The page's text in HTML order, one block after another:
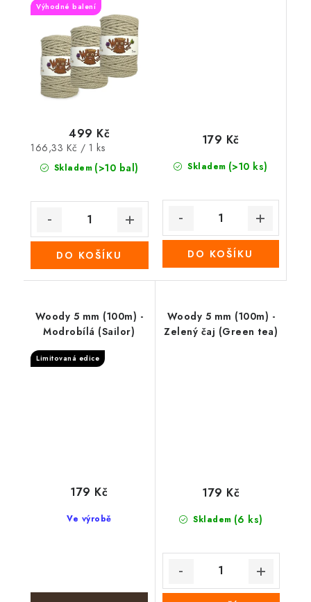
Výhodné balení
Skladem (>10 bal)
499 Kč
Měrná
cena:
166,33 Kč / 1 ks
DO KOŠÍKU
Skladem (>10 ks)
179 Kč
DO KOŠÍKU
Woody 5 mm (100m) -
Modrobílá (Sailor)
Limitovaná edice
Ve výrobě
179 Kč
Woody 5 mm (100m) -
Zelený čaj (Green tea)
Skladem (6 ks)
179 Kč